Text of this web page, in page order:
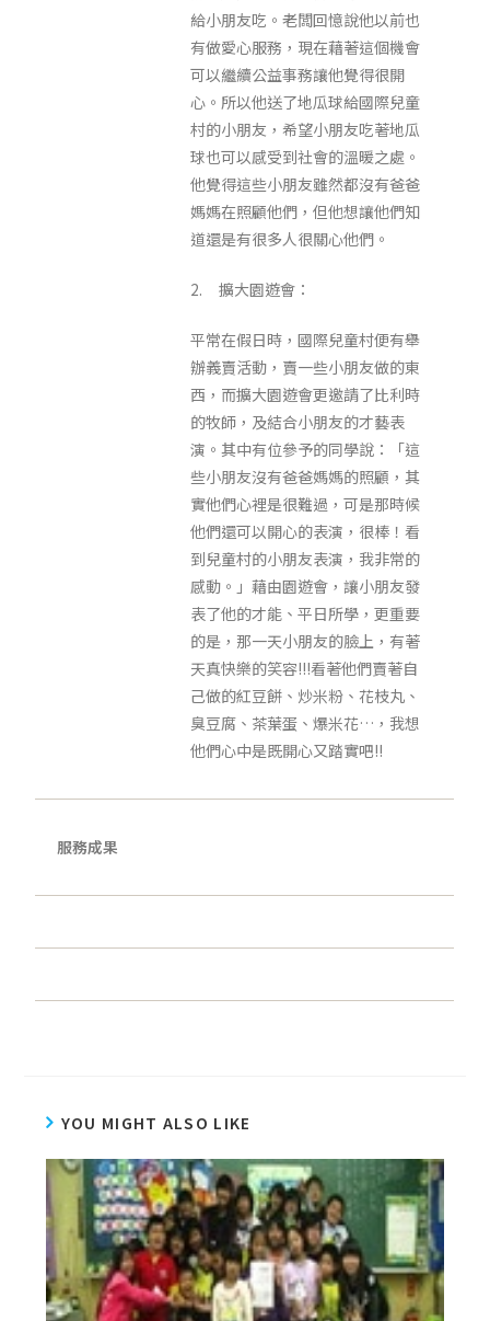
給小朋友吃。老闆回憶說他以前也
有做愛心服務，現在藉著這個機會
可以繼續公益事務讓他覺得很開
心。所以他送了地瓜球給國際兒童
村的小朋友，希望小朋友吃著地瓜
球也可以感受到社會的溫暖之處。
他覺得這些小朋友雖然都沒有爸爸
媽媽在照顧他們，但他想讓他們知
道還是有很多人很關心他們。
2. 擴大園遊會：
平常在假日時，國際兒童村便有舉
辦義賣活動，賣一些小朋友做的東
西，而擴大園遊會更邀請了比利時
的牧師，及結合小朋友的才藝表
演。其中有位參予的同學說：「這
些小朋友沒有爸爸媽媽的照顧，其
實他們心裡是很難過，可是那時候
他們還可以開心的表演，很棒！看
到兒童村的小朋友表演，我非常的
感動。」藉由園遊會，讓小朋友發
表了他的才能、平日所學，更重要
的是，那一天小朋友的臉上，有著
天真快樂的笑容!!!看著他們賣著自
己做的紅豆餅、炒米粉、花枝丸、
臭豆腐、茶葉蛋、爆米花…，我想
他們心中是既開心又踏實吧!!
服務成果
YOU MIGHT ALSO LIKE